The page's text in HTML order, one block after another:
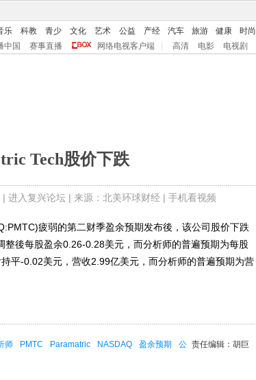
乐 科教 青少 文化 艺术 公益 产经 汽车 旅游 健康 时尚
中国 赛事直播 网络电视客户端 高清 电影 电视剧
Tech股价下跌
| 进入复兴论坛| 来源：北美环球财经 | 手机看视频
疲弱的第二财季盈余预期发布後，该公司股价下跌
後每股盈余0.26-0.28美元，而分析师的普遍预期为每股
平-0.02美元，营收2.99亿美元，而分析师的普遍预期为营
责任编辑：胡巨
师 PMTC Paramatric NASDAQ 盈余预期
公